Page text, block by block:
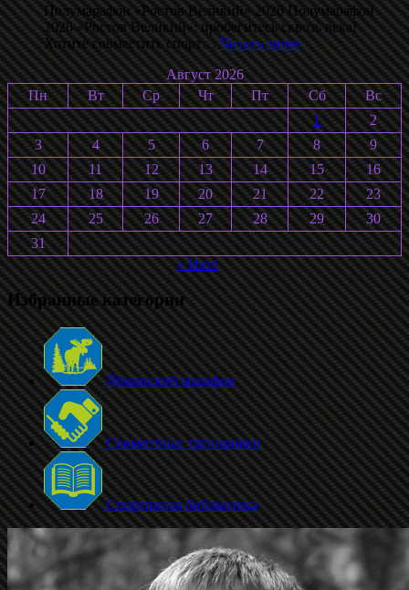
Полумарафон «Ростов Великий» 2026 Полумарафон
2026 «Ростов Великий»: пробегитесь сквозь века!
Хотите совместить спорт…Читать далее:
Ростовский
полумарафон
2026
Август 2026
Пн
Вт Ср Чт Пт Сб
Вс
1
2
3
4 5 6 7 8
9
10
11 12 13 14 15
16
17
18 19 20 21 22
23
24
25 26 27 28 29
30
31
« Июл
Избранные категории
Дёминский марафон
Совместные тренировки
Спортивная библиотека